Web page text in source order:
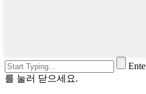
를 눌러 닫으세요.